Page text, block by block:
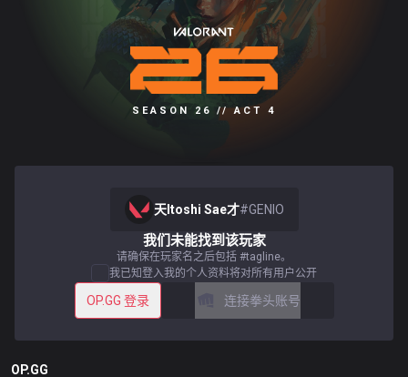
SEASON 26 // ACT 4
天Itoshi Sae才#GENIO
我们未能找到该玩家
请确保在玩家名之后包括 #tagline。
我已知登入我的个人资料将对所有用户公开
OP.GG 登录 连接拳头账号
OP.GG